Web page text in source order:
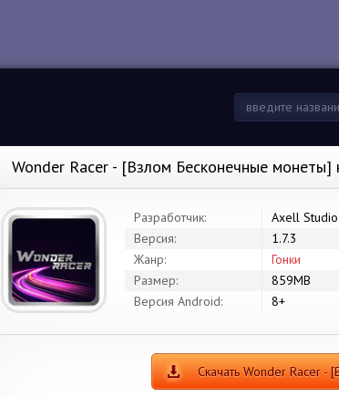
Wonder Racer - [Взлом Бесконечные
Разработчик:
Axell Studio
Версия:
1.7.3
Жанр:
Гонки
Размер:
859MB
Версия Android:
8+
Скачать Wonder Racer -